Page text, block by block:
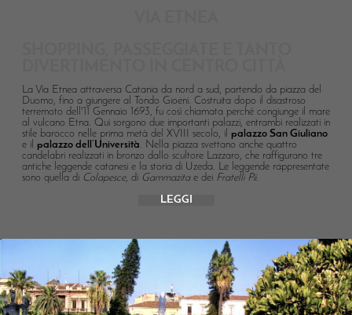
La Via Etnea attraversa Catania da nord a sud, partendo da piazza del
Duomo, fino a giungere al Tondo Gioeni. Costruita dopo il disastroso
terremoto dell'11 Gennaio 1693, fu così chiamata perché congiunge il mare
al vulcano Etna. Qui sorgono due importanti palazzi, entrambi realizzati in
stile barocco nelle prima metà del XVIII secolo, il palazzo San Giuliano
e il palazzo dell’Università. Nella piazza svettano anche quattro
candelabri realizzati in bronzo dallo scultore Lazzaro, che raffigurano tre
antiche leggende catanesi e la storia di Uzeda. Le leggende rappresentate
sono quella di Colapesce, di Gammazitae dei Fratelli Pii.
LEGGI